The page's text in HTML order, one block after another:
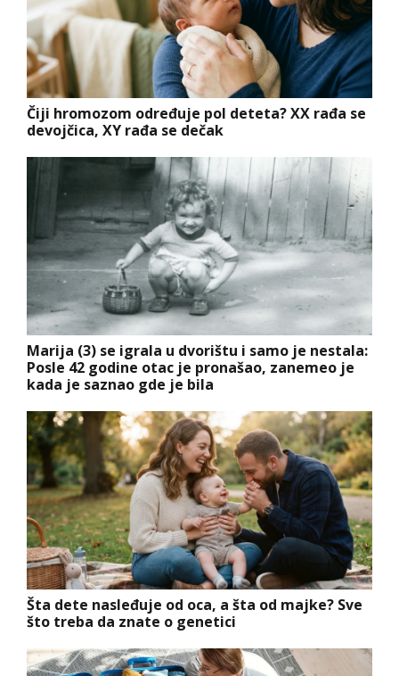
Čiji hromozom određuje pol deteta? XX rađa se
devojčica, XY rađa se dečak
Marija (3) se igrala u dvorištu i samo je nestala:
Posle 42 godine otac je pronašao, zanemeo je
kada je saznao gde je bila
Šta dete nasleđuje od oca, a šta od majke? Sve
što treba da znate o genetici